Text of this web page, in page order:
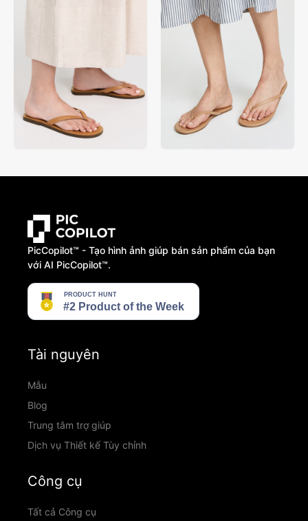
PicCopilot™️ - Tạo hình ảnh giúp bán sản phẩm của bạn
với AI PicCopilot™️.
Tài nguyên
Mẫu
Blog
Trung tâm trợ giúp
Dịch vụ Thiết kế Tùy chỉnh
Công cụ
Tất cả Công cụ